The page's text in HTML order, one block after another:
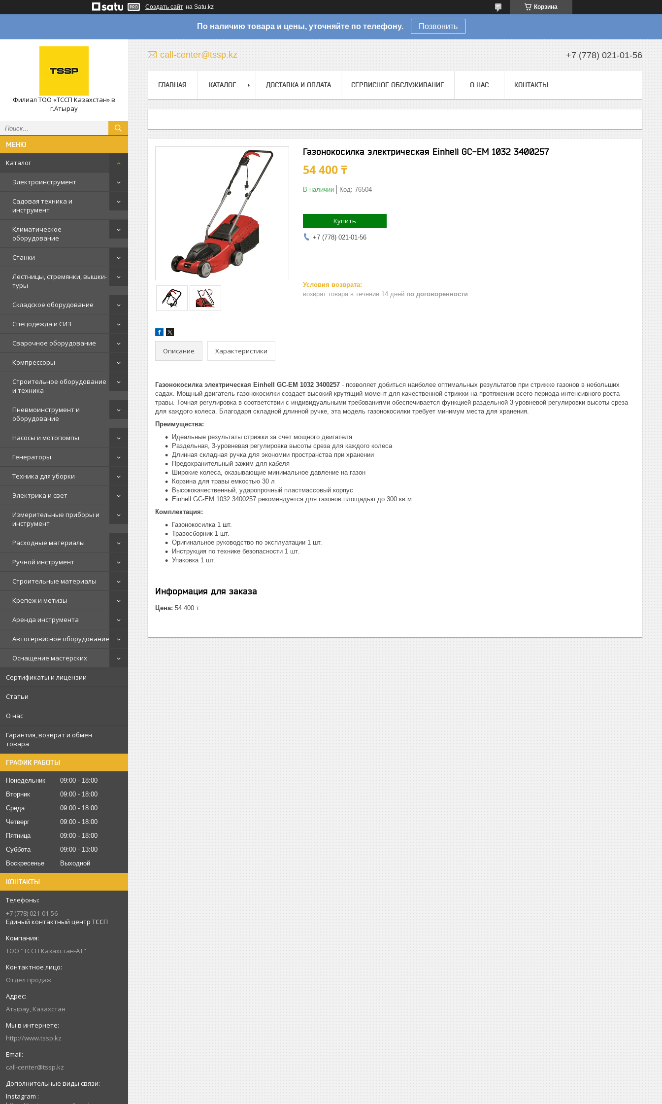
Создать сайт на Satu.kz Корзина
По наличию товара и цены, уточняйте по телефону. Позвонить
Филиал ТОО «ТССП Казахстан» в
г.Атырау
Каталог
Электроинструмент
Садовая техника и
инструмент
Климатическое
оборудование
Станки
Лестницы, стремянки, вышки-
туры
Складское оборудование
Спецодежда и СИЗ
Сварочное оборудование
Компрессоры
Строительное оборудование
и техника
Пневмоинструмент и
оборудование
Насосы и мотопомпы
Генераторы
Техника для уборки
Электрика и свет
Измерительные приборы и
инструмент
Расходные материалы
Ручной инструмент
Строительные материалы
Крепеж и метизы
Аренда инструмента
Автосервисное оборудование
Оснащение мастерских
Сертификаты и лицензии
Статьи
О нас
Гарантия, возврат и обмен
товара
ГРАФИК РАБОТЫ
Понедельник 09:00
18:00
Вторник
09:00
18:00
Среда
09:00
18:00
Четверг
09:00
18:00
Пятница
09:00
18:00
Суббота
09:00
13:00
Воскресенье
Выходной
КОНТАКТЫ
+7 (778) 021-01-56
Единый контактный центр ТССП
ТОО "ТССП Казахстан-АТ"
Отдел продаж
Атырау, Казахстан
http://www.tssp.kz
call-center@tssp.kz
Instagram
call-center@tssp.kz +7 (778) 021-01-56
ГЛАВНАЯ КАТАЛОГ ДОСТАВКА И ОПЛАТА СЕРВИСНОЕ ОБСЛУЖИВАНИЕ О НАС КОНТАКТЫ
Газонокосилка электрическая Einhell GC-EM 1032 3400257
54 400 ₸
В наличии Код: 76504
Купить
+7 (778) 021-01-56
возврат товара в течение 14 дней по договоренности
Описание Характеристики
Газонокосилка электрическая Einhell GC-EM 1032 3400257 - позволяет добиться наиболее оптимальных результатов при стрижке газонов в небольших
садах. Мощный двигатель газонокосилки создает высокий крутящий момент для качественной стрижки на протяжении всего периода интенсивного роста
травы. Точная регулировка в соответствии с индивидуальными требованиями обеспечивается функцией раздельной 3-уровневой регулировки высоты среза
для каждого колеса. Благодаря складной длинной ручке, эта модель газонокосилки требует минимум места для хранения.
Преимущества:
Идеальные результаты стрижки за счет мощного двигателя
Раздельная, 3-уровневая регулировка высоты среза для каждого колеса
Длинная складная ручка для экономии пространства при хранении
Предохранительный зажим для кабеля
Широкие колеса, оказывающие минимальное давление на газон
Корзина для травы емкостью 30 л
Высококачественный, ударопрочный пластмассовый корпус
Einhell GC-EM 1032 3400257 рекомендуется для газонов площадью до 300 кв.м
Комплектация:
Газонокосилка 1 шт.
Травосборник 1 шт.
Оригинальное руководство по эксплуатации 1 шт.
Инструкция по технике безопасности 1 шт.
Упаковка 1 шт.
Информация для заказа
Цена: 54 400 ₸